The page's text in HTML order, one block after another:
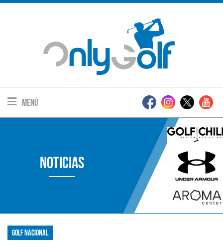
Menú
Noticias
Golf nacional